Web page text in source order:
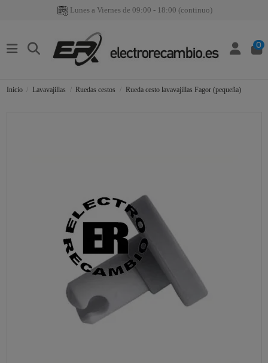
Lunes a Viernes de 09:00 - 18:00 (continuo)
0
Inicio Lavavajillas Ruedas cestos Rueda cesto lavavajillas Fagor (pequeña)